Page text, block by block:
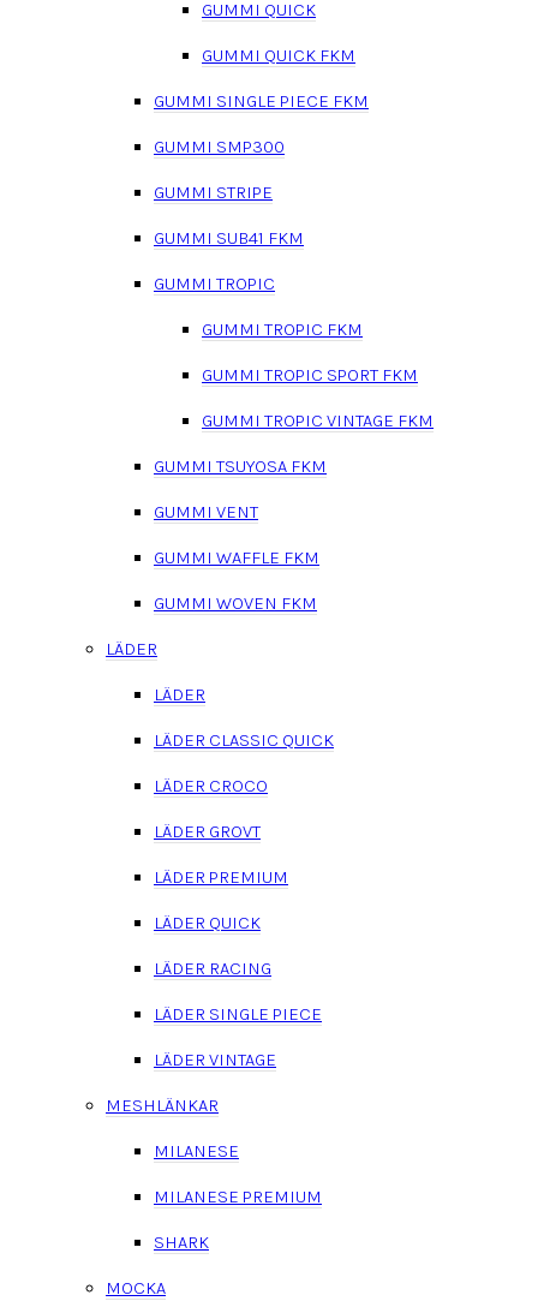
GUMMI QUICK
GUMMI QUICK FKM
GUMMI SINGLE PIECE FKM
GUMMI SMP300
GUMMI STRIPE
GUMMI SUB41 FKM
GUMMI TROPIC
GUMMI TROPIC FKM
GUMMI TROPIC SPORT FKM
GUMMI TROPIC VINTAGE FKM
GUMMI TSUYOSA FKM
GUMMI VENT
GUMMI WAFFLE FKM
GUMMI WOVEN FKM
LÄDER
LÄDER
LÄDER CLASSIC QUICK
LÄDER CROCO
LÄDER GROVT
LÄDER PREMIUM
LÄDER QUICK
LÄDER RACING
LÄDER SINGLE PIECE
LÄDER VINTAGE
MESHLÄNKAR
MILANESE
MILANESE PREMIUM
SHARK
MOCKA